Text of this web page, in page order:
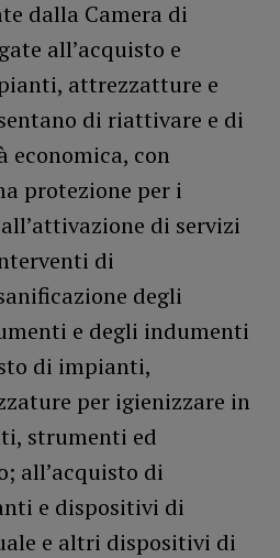
dalla Camera di
all’acquisto e
attrezzatture e
di riattivare e di
economica, con
protezione per i
di servizi
di
degli
e degli indumenti
di impianti,
per igienizzare in
strumenti ed
all’acquisto di
e dispositivi di
e altri dispositivi di